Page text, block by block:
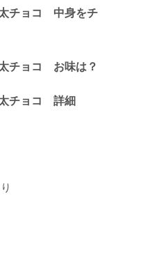
チョコ 中身をチ
チョコ お味は？
チョコ 詳細